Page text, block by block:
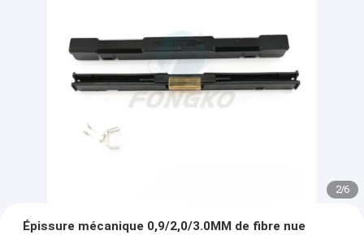
2/6
Épissure mécanique 0,9/2,0/3.0MM de fibre nue